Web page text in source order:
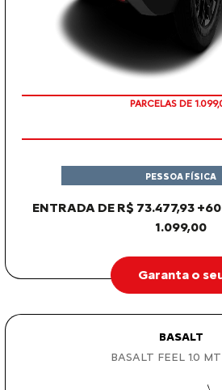
PARCELAS DE
ENTRADA DE R$ 73.477,93
1.099,00
PESSOA FÍSICA
Garanta o
BASALT
BASALT FEEL 1.0